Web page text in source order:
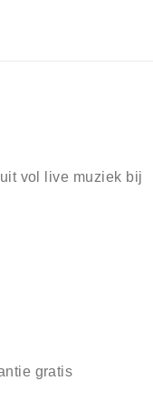
vol live muziek bij
gratis